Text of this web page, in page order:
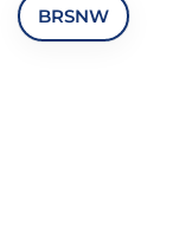
BRSNW